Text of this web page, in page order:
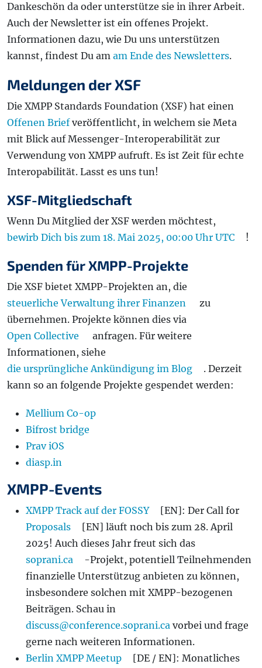
Dankeschön da oder unterstütze sie in ihrer Arbeit.
Auch der Newsletter ist ein offenes Projekt.
Informationen dazu, wie Du uns unterstützen
kannst, findest Du am am Ende des Newsletters.
Meldungen der XSF
Die XMPP Standards Foundation (XSF) hat einen
Offenen Briefveröffentlicht, in welchem sie Meta
mit Blick auf Messenger-Interoperabilität zur
Verwendung von XMPP aufruft. Es ist Zeit für echte
Interopabilität. Lasst es uns tun!
XSF-Mitgliedschaft
Wenn Du Mitglied der XSF werden möchtest,
bewirb Dich bis zum 18. Mai 2025, 00:00 Uhr UTC
!
Spenden für XMPP-Projekte
Die XSF bietet XMPP-Projekten an, die
steuerliche Verwaltung ihrer Finanzen
zu
übernehmen. Projekte können dies via
Open Collective
anfragen. Für weitere
Informationen, siehe
die ursprüngliche Ankündigung im Blog
. Derzeit
kann so an folgende Projekte gespendet werden:
Mellium Co-op
Bifrost bridge
Prav iOS
diasp.in
XMPP-Events
XMPP Track auf der FOSSY
[EN]: Der Call for
Proposals
[EN] läuft noch bis zum 28. April
2025! Auch dieses Jahr freut sich das
soprani.ca
-Projekt, potentiell Teilnehmenden
finanzielle Unterstützug anbieten zu können,
insbesondere solchen mit XMPP-bezogenen
Beiträgen. Schau in
discuss@conference.soprani.ca vorbei und frage
gerne nach weiteren Informationen.
Berlin XMPP Meetup
[DE / EN]: Monatliches